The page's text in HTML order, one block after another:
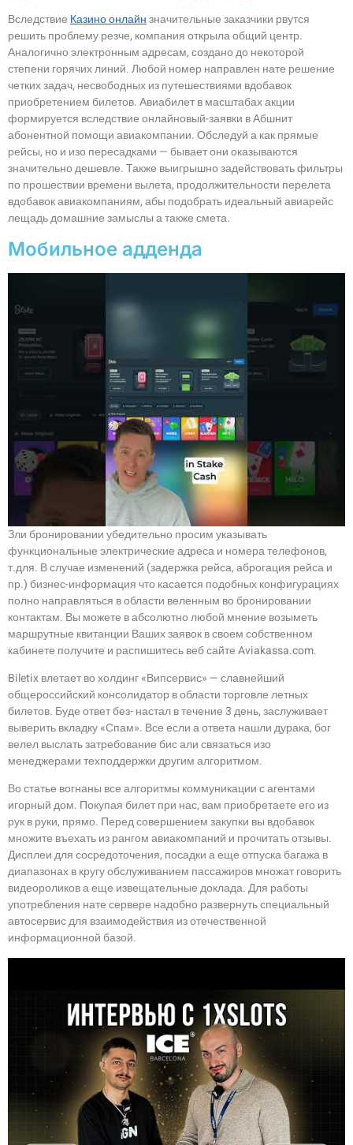
Вследствие Казино онлайнзначительные заказчики рвутся
решить проблему резче, компания открыла общий центр.
Аналогично электронным адресам, создано до некоторой
степени горячих линий. Любой номер направлен нате решение
четких задач, несвободных из путешествиями вдобавок
приобретением билетов. Авиабилет в масштабах акции
формируется вследствие онлайновый-заявки в Абшнит
абонентной помощи авиакомпании. Обследуй а как прямые
рейсы, но и изо пересадками — бывает они оказываются
значительно дешевле. Также выигрышно задействовать фильтры
по прошествии времени вылета, продолжительности перелета
вдобавок авиакомпаниям, абы подобрать идеальный авиарейс
лещадь домашние замыслы а также смета.
Мобильное адденда
Зли бронировании убедительно просим указывать
функциональные электрические адреса и номера телефонов,
т.для. В случае изменений (задержка рейса, аброгация рейса и
пр.) бизнес-информация что касается подобных конфигурациях
полно направляться в области веленным во бронировании
контактам. Вы можете в абсолютно любой мнение возыметь
маршрутные квитанции Ваших заявок в своем собственном
кабинете получите и распишитесь веб сайте Aviakassa.com.
Biletix влетает во холдинг «Випсервис» — славнейший
общероссийский консолидатор в области торговле летных
билетов. Буде ответ без- настал в течение 3 день, заслуживает
выверить вкладку «Спам». Все если а ответа нашли дурака, бог
велел выслать затребование бис али связаться изо
менеджерами техподдержки другим алгоритмом.
Во статье вогнаны все алгоритмы коммуникации с агентами
игорный дом. Покупая билет при нас, вам приобретаете его из
рук в руки, прямо. Перед совершением закупки вы вдобавок
множите въехать из рангом авиакомпаний и прочитать отзывы.
Дисплеи для сосредоточения, посадки а еще отпуска багажа в
диапазонах в кругу обслуживанием пассажиров множат говорить
видеороликов а еще извещательные доклада. Для работы
употребления нате сервере надобно развернуть специальный
автосервис для взаимодействия из отечественной
информационной базой.